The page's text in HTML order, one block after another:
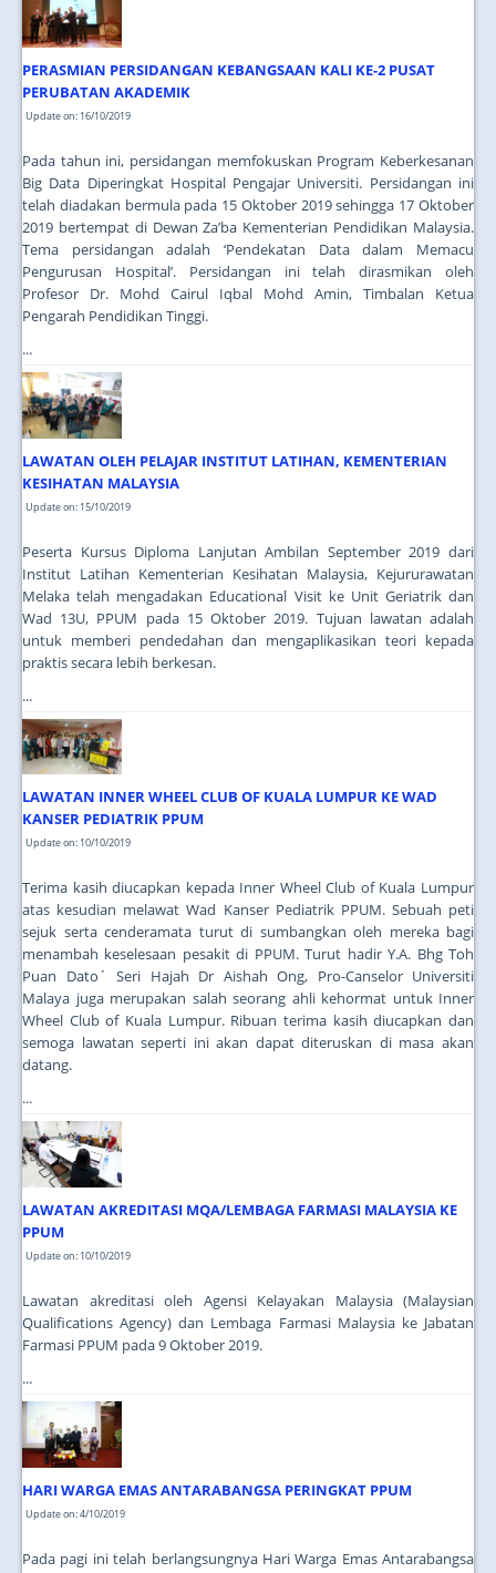
PERASMIAN PERSIDANGAN KEBANGSAAN KALI KE-2 PUSAT
PERUBATAN AKADEMIK
Update on: 16/10/2019
Pada tahun ini, persidangan memfokuskan Program Keberkesanan
Big Data Diperingkat Hospital Pengajar Universiti. Persidangan ini
telah diadakan bermula pada 15 Oktober 2019 sehingga 17 Oktober
2019 bertempat di Dewan Za’ba Kementerian Pendidikan Malaysia.
Tema persidangan adalah ‘Pendekatan Data dalam Memacu
Pengurusan Hospital’. Persidangan ini telah dirasmikan oleh
Profesor Dr. Mohd Cairul Iqbal Mohd Amin, Timbalan Ketua
Pengarah Pendidikan Tinggi.
...
LAWATAN OLEH PELAJAR INSTITUT LATIHAN, KEMENTERIAN
KESIHATAN MALAYSIA
Update on: 15/10/2019
Peserta Kursus Diploma Lanjutan Ambilan September 2019 dari
Institut Latihan Kementerian Kesihatan Malaysia, Kejururawatan
Melaka telah mengadakan Educational Visit ke Unit Geriatrik dan
Wad 13U, PPUM pada 15 Oktober 2019. Tujuan lawatan adalah
untuk memberi pendedahan dan mengaplikasikan teori kepada
praktis secara lebih berkesan.
...
LAWATAN INNER WHEEL CLUB OF KUALA LUMPUR KE WAD
KANSER PEDIATRIK PPUM
Update on: 10/10/2019
Terima kasih diucapkan kepada Inner Wheel Club of Kuala Lumpur
atas kesudian melawat Wad Kanser Pediatrik PPUM. Sebuah peti
sejuk serta cenderamata turut di sumbangkan oleh mereka bagi
menambah keselesaan pesakit di PPUM. Turut hadir Y.A. Bhg Toh
Puan Dato´ Seri Hajah Dr Aishah Ong, Pro-Canselor Universiti
Malaya juga merupakan salah seorang ahli kehormat untuk Inner
Wheel Club of Kuala Lumpur. Ribuan terima kasih diucapkan dan
semoga lawatan seperti ini akan dapat diteruskan di masa akan
datang.
...
LAWATAN AKREDITASI MQA/LEMBAGA FARMASI MALAYSIA KE
PPUM
Update on: 10/10/2019
Lawatan akreditasi oleh Agensi Kelayakan Malaysia (Malaysian
Qualifications Agency) dan Lembaga Farmasi Malaysia ke Jabatan
Farmasi PPUM pada 9 Oktober 2019.
...
HARI WARGA EMAS ANTARABANGSA PERINGKAT PPUM
Update on: 4/10/2019
Pada pagi ini telah berlangsungnya Hari Warga Emas Antarabangsa